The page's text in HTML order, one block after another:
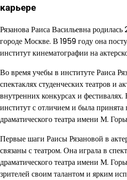
карьере
Рязанова Раиса Васильевна
городе Москве. В 1959 году она
институт кинематографии на
Во время учебы в институте Раиса
спектаклях студенческих театров и
внутренних конкурсах и
институт с отличием и была
драматического театра имени М.
Первые шаги Раисы Рязановой в
связаны с театром. Она играла в
драматического театра имени М.
зрителей своим талантом и ярким